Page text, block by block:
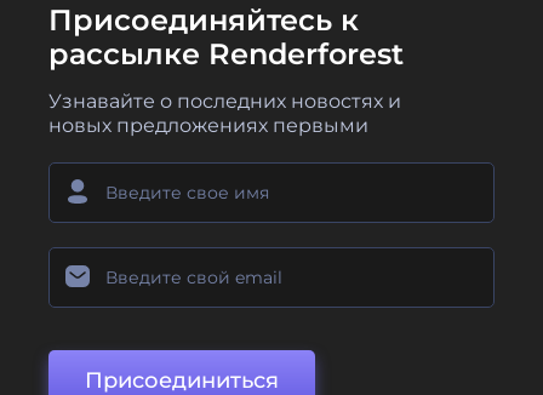
Присоединяйтесь к
рассылке Renderforest
Узнавайте о последних новостях и
новых предложениях первыми
Присоединиться